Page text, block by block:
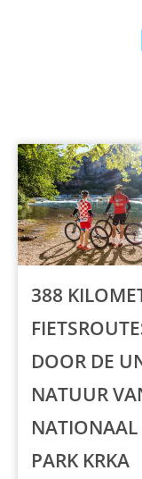
388
DOOR DE
NATUUR
NATIONAAL
PARK KRKA